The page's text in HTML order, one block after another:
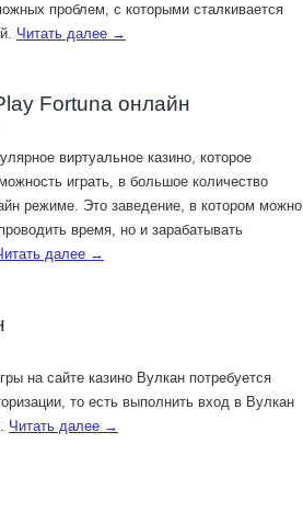
проблем, с которыми сталкивается
Читать далее →
Fortuna онлайн
виртуальное казино, которое
играть, в большое количество
режиме. Это заведение, в котором можно
время, но и зарабатывать
далее →
на сайте казино Вулкан потребуется
то есть выполнить вход в Вулкан
Читать далее →